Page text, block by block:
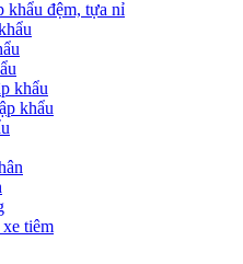
khẩu đệm, tựa nỉ
khẩu
khẩu
tiêm